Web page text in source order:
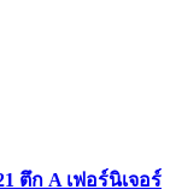
ตึก A เฟอร์นิเจอร์